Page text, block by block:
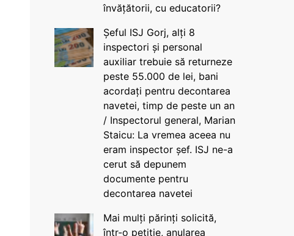
învățătorii, cu educatorii?
Șeful ISJ Gorj, alți 8
inspectori și personal
auxiliar trebuie să returneze
peste 55.000 de lei, bani
acordați pentru decontarea
navetei, timp de peste un an
/ Inspectorul general, Marian
Staicu: La vremea aceea nu
eram inspector șef. ISJ ne-a
cerut să depunem
documente pentru
decontarea navetei
Mai mulți părinți solicită,
într-o petiție, anularea